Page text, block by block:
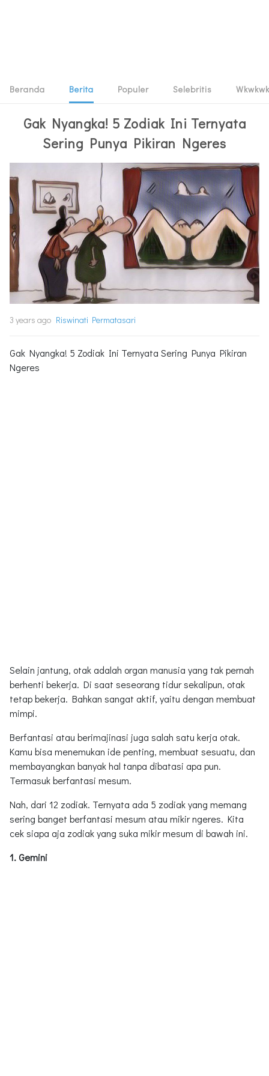
Beranda Berita Populer Selebritis Wkwkwk
Gak Nyangka! 5 Zodiak Ini Ternyata
Sering Punya Pikiran Ngeres
3 years ago Riswinati Permatasari
Gak Nyangka! 5 Zodiak Ini Ternyata Sering Punya Pikiran
Ngeres
Selain jantung, otak adalah organ manusia yang tak pernah
berhenti bekerja. Di saat seseorang tidur sekalipun, otak
tetap bekerja. Bahkan sangat aktif, yaitu dengan membuat
mimpi.
Berfantasi atau berimajinasi juga salah satu kerja otak.
Kamu bisa menemukan ide penting, membuat sesuatu, dan
membayangkan banyak hal tanpa dibatasi apa pun.
Termasuk berfantasi mesum.
Nah, dari 12 zodiak. Ternyata ada 5 zodiak yang memang
sering banget berfantasi mesum atau mikir ngeres. Kita
cek siapa aja zodiak yang suka mikir mesum di bawah ini.
1. Gemini